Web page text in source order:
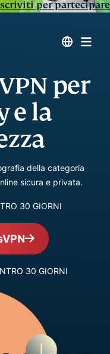
per partecipare
per
e la
della categoria
sicura e privata.
30 GIORNI
30 GIORNI